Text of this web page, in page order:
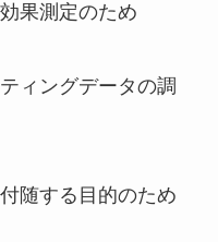
果測定のため
ィングデータの調
随する目的のため